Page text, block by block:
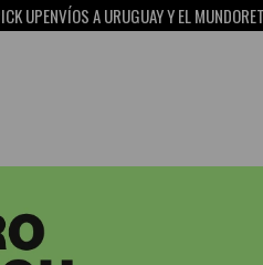
UPENVÍOS A URUGUAY Y EL MUNDO